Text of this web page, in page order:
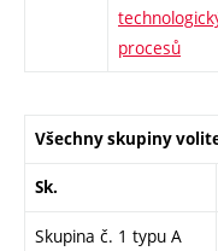
procesů
Všechny skupiny
Sk.
Skupina č. 1 typu A